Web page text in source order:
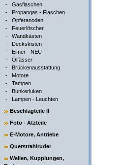
- Gasflaschen
- Propangas - Flaschen
- Opferanoden
- Feuerlöscher
- Wandkästen
- Deckskisten
- Eimer - NEU -
- Ölfässer
- Brückenausstattung
- Motore
- Tampen
- Bunkerluken
- Lampen - Leuchten
Beschlagteile II
Foto - Ätzteile
E-Motore, Antriebe
Querstrahlruder
Wellen, Kupplungen,